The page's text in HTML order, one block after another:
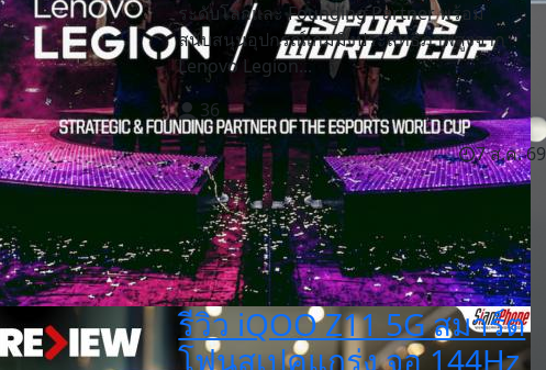
ระดับโลกและ Founding Partner พร้อม
สนับสนุนอุปกรณ์เกมมิ่งประสิทธิภาพสูงจาก
Lenovo Legion...
36
7 ส.ค. 69
รีวิว iQOO Z11 5G สมาร์ต
โฟนสเปคแกร่ง จอ 144Hz